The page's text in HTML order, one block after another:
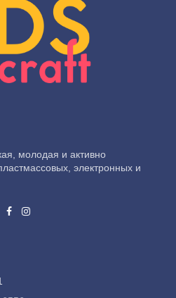
молодая и активно
электронных и